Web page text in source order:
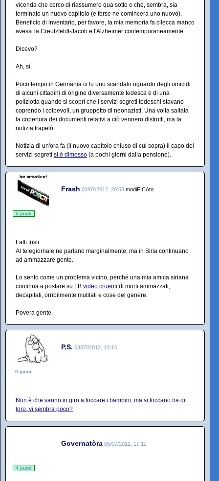
vicenda che cerco di riassumere qua sotto e che, sembra, sia
terminato un nuovo capitolo (e forse ne comincerà uno nuovo).
Beneficio di inventario, per favore, la mia memoria fa cilecca manco
avessi la Creutzfeldt-Jacob e l'Alzheimer contemporaneamente.
Dicevo?
Ah, sì.
Poco tempo in Germania ci fu uno scandalo riguardo degli omicidi
di alcuni cittadini di origine diversamente tedesca e di una
poliziotta quando si scoprì che i servizi segreti tedeschi stavano
coprendo i colpevoli, un gruppetto di neonazisti. Una volta saltata
la copertura dei documenti relativi a ciò vennero distrutti, ma la
notizia trapelò.
Notizia di un'ora fa (il nuovo capitolo chiuso di cui sopra) il capo dei
servizi segreti si è dimesso (a pochi giorni dalla pensione).
Frash 02/07/2012, 20:58 modiFICAto
5 punti
Fatti tristi.
Al telegiornale ne parlano marginalmente, ma in Siria continuano
ad ammazzare gente.
Lo sento come un problema vicino, perché una mia amica siriana
continua a postare su FB video cruenti di morti ammazzati,
decapitati, orribilmente mutilati e cose del genere.
Povera gente.
P.S. 03/07/2012, 13:13
0 punti
Non è che vanno in giro a toccare i bambini, ma si toccano fra di
loro, vi sembra poco?
Governatòra 05/07/2012, 17:11
4 punti